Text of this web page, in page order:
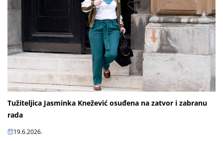
Tužiteljica Jasminka Knežević osuđena na zatvor i zabranu
rada
19.6.2026.